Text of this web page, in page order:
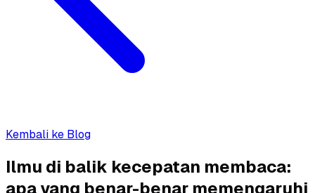
Kembali ke Blog
Ilmu di balik kecepatan membaca:
apa yang benar-benar memengaruhi